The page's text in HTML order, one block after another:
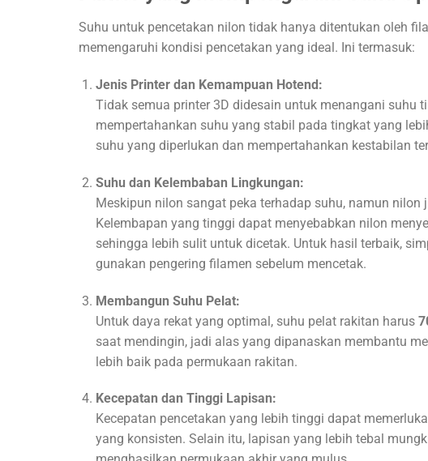
Suhu untuk pencetakan nilon tidak hanya ditentukan oleh
memengaruhi kondisi pencetakan yang ideal. Ini termasuk:
Jenis Printer dan Kemampuan Hotend:
Tidak semua printer 3D didesain untuk menangani suhu
mempertahankan suhu yang stabil pada tingkat yang
suhu yang diperlukan dan mempertahankan kestabilan
Suhu dan Kelembaban Lingkungan:
Meskipun nilon sangat peka terhadap suhu, namun
Kelembapan yang tinggi dapat menyebabkan nilon
sehingga lebih sulit untuk dicetak. Untuk hasil terbaik,
gunakan pengering filamen sebelum mencetak.
Membangun Suhu Pelat:
Untuk daya rekat yang optimal, suhu pelat rakitan harus
saat mendingin, jadi alas yang dipanaskan membantu
lebih baik pada permukaan rakitan.
Kecepatan dan Tinggi Lapisan:
Kecepatan pencetakan yang lebih tinggi dapat
yang konsisten. Selain itu, lapisan yang lebih tebal